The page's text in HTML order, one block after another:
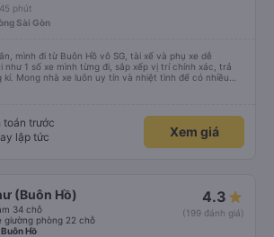
phút
Sài Gòn
mình đi từ Buôn Hồ vô SG, tài xế và phụ xe dễ
như 1 số xe mình từng đi, sắp xếp vị trí chính xác, trả
kí. Mong nhà xe luôn uy tín và nhiệt tình để có nhiều
toán trước
lập tức
Xem giá
(Buôn Hồ)
34 chỗ
giường phòng 22 chỗ
4.3
(199 đánh giá)
Hồ